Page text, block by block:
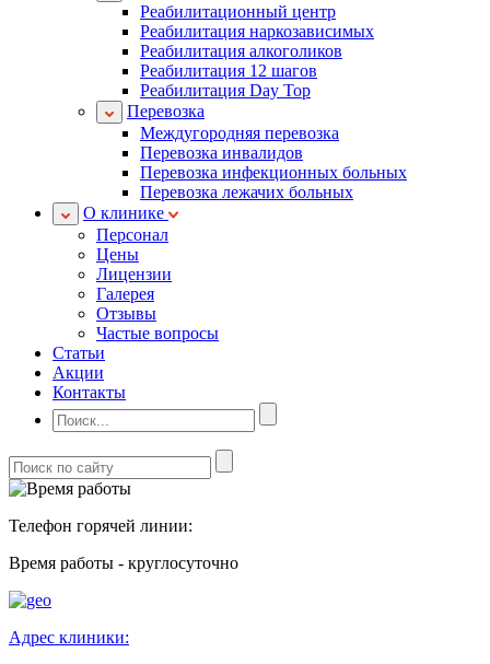
Реабилитационный центр
Реабилитация наркозависимых
Реабилитация алкоголиков
Реабилитация 12 шагов
Реабилитация Day Top
Перевозка
Междугородняя перевозка
Перевозка инвалидов
Перевозка инфекционных больных
Перевозка лежачих больных
О клинике
Персонал
Цены
Лицензии
Галерея
Отзывы
Частые вопросы
Статьи
Акции
Контакты
Телефон горячей линии:
Время работы - круглосуточно
Адрес клиники: